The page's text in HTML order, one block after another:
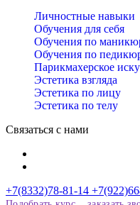
Личностные навыки
Обучения для себя
Обучения по
Обучения по
Парикмахерское
Эстетика взгляда
Эстетика по лицу
Эстетика по телу
Связаться с нами
+7(8332)78-81-14